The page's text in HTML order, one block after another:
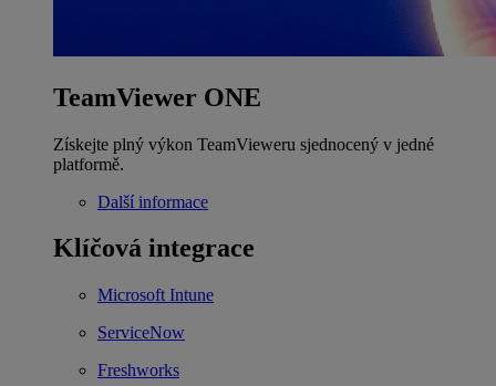
TeamViewer ONE
Získejte plný výkon TeamVieweru sjednocený v jedné
platformě.
Další informace
Klíčová integrace
Microsoft Intune
ServiceNow
Freshworks